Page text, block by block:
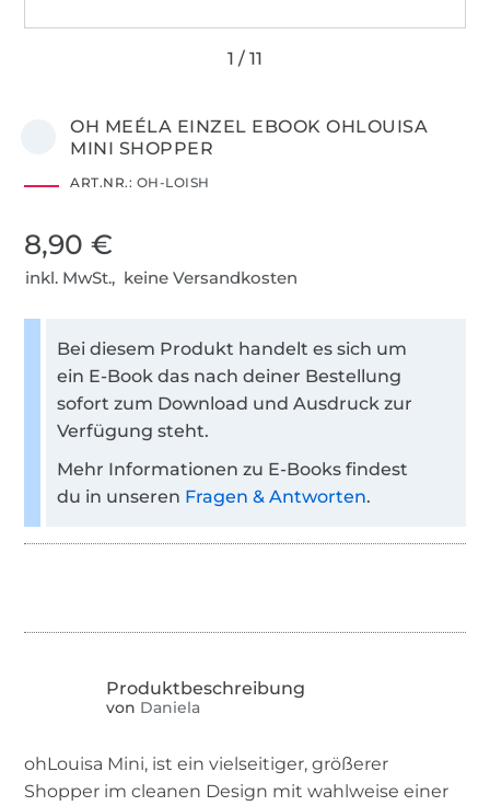
OH MEÉLA EINZEL EBOOK OHLOUISA
MINI SHOPPER
ART.NR.: OH-LOISH
8,90 €
inkl. MwSt., keine Versandkosten
Bei diesem Produkt handelt es sich um
ein E-Book das nach deiner Bestellung
sofort zum Download und Ausdruck zur
Verfügung steht.
Mehr Informationen zu E-Books findest
du in unseren Fragen & Antworten.
von Daniela
ohLouisa Mini, ist ein vielseitiger, größerer
Shopper im cleanen Design mit wahlweise einer